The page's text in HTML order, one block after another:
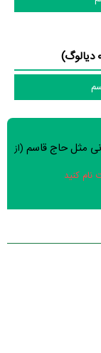
( 0 سوال)
مثل حاج قاسم (از
نام کنید